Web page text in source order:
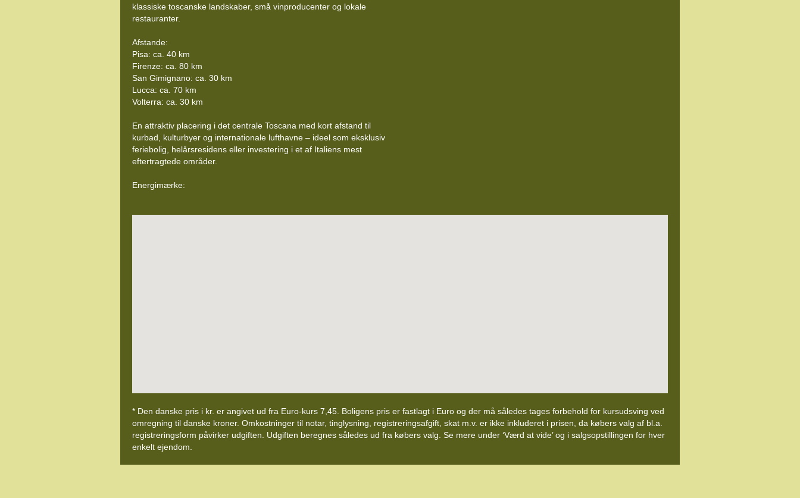
klassiske toscanske landskaber, små vinproducenter og lokale
restauranter.
Afstande:
Pisa: ca. 40 km
Firenze: ca. 80 km
San Gimignano: ca. 30 km
Lucca: ca. 70 km
Volterra: ca. 30 km
En attraktiv placering i det centrale Toscana med kort afstand til
kurbad, kulturbyer og internationale lufthavne – ideel som eksklusiv
feriebolig, helårsresidens eller investering i et af Italiens mest
eftertragtede områder.
Energimærke:
* Den danske pris i kr. er angivet ud fra Euro-kurs 7,45. Boligens pris er fastlagt i Euro og der må således tages forbehold for kursudsving ved
omregning til danske kroner. Omkostninger til notar, tinglysning, registreringsafgift, skat m.v. er ikke inkluderet i prisen, da købers valg af bl.a.
registreringsform påvirker udgiften. Udgiften beregnes således ud fra købers valg. Se mere under ‘Værd at vide’ og i salgsopstillingen for hver
enkelt ejendom.